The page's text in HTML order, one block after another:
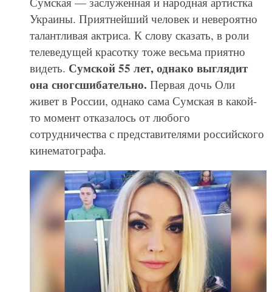
Украины. Приятнейший человек и невероятно
талантливая актриса. К слову сказать, в роли
телеведущей красотку тоже весьма приятно
видеть. Сумской 55 лет, однако выглядит
она сногсшибательно. Первая дочь Оли
живет в России, однако сама Сумская в какой-
то момент отказалось от любого
сотрудничества с представителями российского
кинематографа.